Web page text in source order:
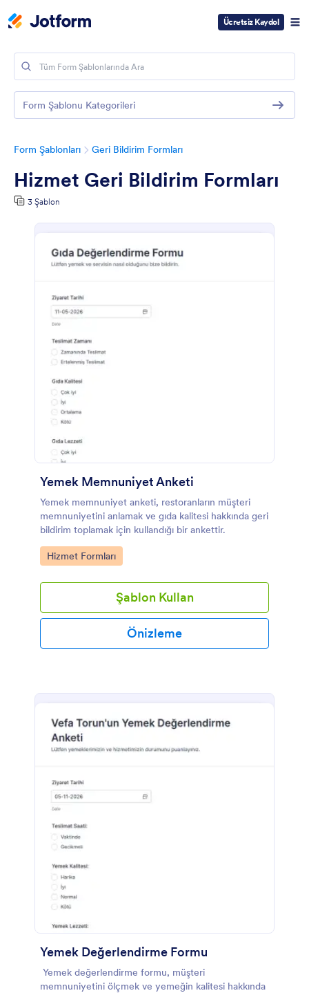
Ücretsiz Kaydol
Form Şablonları Geri Bildirim Formları
Hizmet Geri Bildirim Formları
3 Şablon
Yemek Memnuniyet Anketi
Yemek memnuniyet anketi, restoranların müşteri
memnuniyetini anlamak ve gıda kalitesi hakkında geri
bildirim toplamak için kullandığı bir ankettir.
Go to Category:
Hizmet Formları
Şablon Kullan
Önizleme
Yemek Değerlendirme Formu
Yemek değerlendirme formu, müşteri
memnuniyetini ölçmek ve yemeğin kalitesi hakkında
Form Şablonu Kategorileri